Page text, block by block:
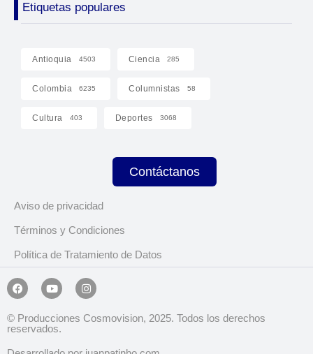
Etiquetas populares
Antioquia 4503 Ciencia 285
Colombia 6235 Columnistas 58
Cultura 403 Deportes 3068
Contáctanos
Aviso de privacidad
Términos y Condiciones
Política de Tratamiento de Datos
© Producciones Cosmovision, 2025. Todos los derechos
reservados.